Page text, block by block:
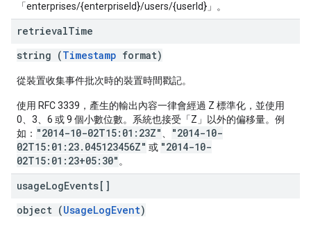
「enterprises/{enterpriseId}/users/{userId}」。
retrievalTime
string (Timestamp format)
從裝置收集事件批次時的裝置時間戳記。
使用 RFC 3339，產生的輸出內容一律會經過 Z 標準化，並使用
0、3、6 或 9 個小數位數。系統也接受「Z」以外的偏移量。例
如： "2014-10-02T15:01:23Z"
"2014-10-
02T15:01:23.045123456Z" 或 "2014-10-
02T15:01:23+05:30" 。
usageLogEvents[]
object (UsageLogEvent)